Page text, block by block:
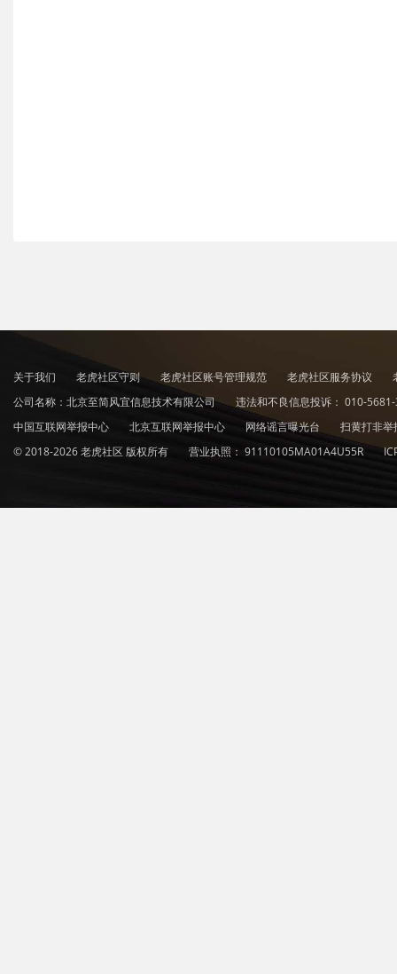
关于我们 老虎社区守则 老虎社区账号管理规范 老虎社区服务协议
公司名称：北京至简风宜信息技术有限公司
违法和不良信息投诉： 010-
中国互联网举报中心
北京互联网举报中心 网络谣言曝光台
扫黄打非
© 2018-2026 老虎社区 版权所有
营业执照： 91110105MA01A4U55R